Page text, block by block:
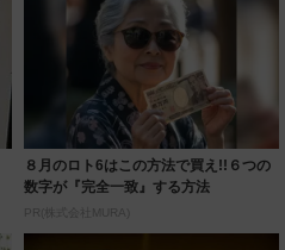
８月のロト6はこの方法で買え!!６つの
数字が『完全一致』する方法
PR(株式会社MURA)